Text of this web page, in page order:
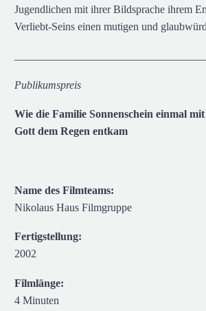
Jugendlichen mit ihrer Bildsprache ihrem
Verliebt-Seins einen mutigen und
Publikumspreis
Wie die Familie Sonnenschein einmal
Gott dem Regen entkam
Name des Filmteams:
Nikolaus Haus Filmgruppe
Fertigstellung:
2002
Filmlänge:
4 Minuten